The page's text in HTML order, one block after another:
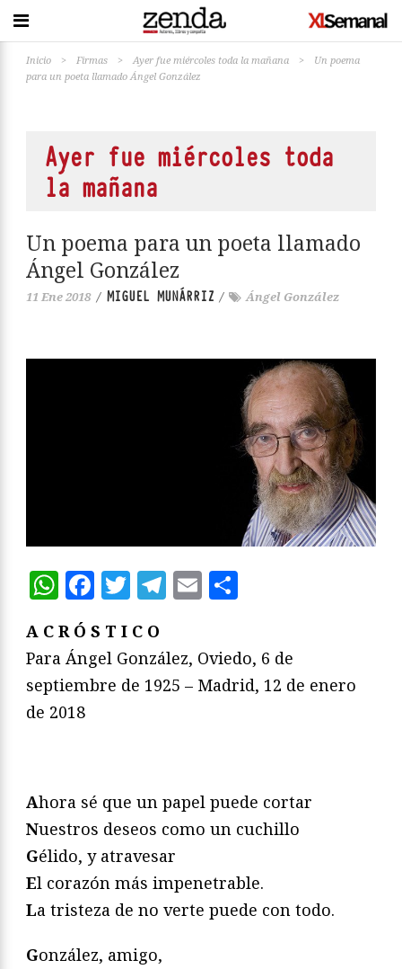
Inicio > Firmas > Ayer fue miércoles toda la mañana >
Un poema
para un poeta llamado Ángel González
Ayer fue miércoles toda
la mañana
Un poema para un poeta llamado
Ángel González
11 Ene 2018 / MIGUEL MUNÁRRIZ / Ángel González
WhatsApp
Facebook
Twitter
Telegram
Email
A C R Ó S T I C O
Para Ángel González, Oviedo, 6 de
septiembre de 1925 – Madrid, 12 de enero
de 2018
Ahora sé que un papel puede cortar
Nuestros deseos como un cuchillo
Gélido, y atravesar
El corazón más impenetrable.
La tristeza de no verte puede con todo.
González, amigo,